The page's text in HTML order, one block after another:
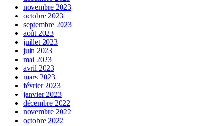
novembre 2023
octobre 2023
septembre 2023
août 2023
juillet 2023
juin 2023
mai 2023
avril 2023
mars 2023
février 2023
janvier 2023
décembre 2022
novembre 2022
octobre 2022